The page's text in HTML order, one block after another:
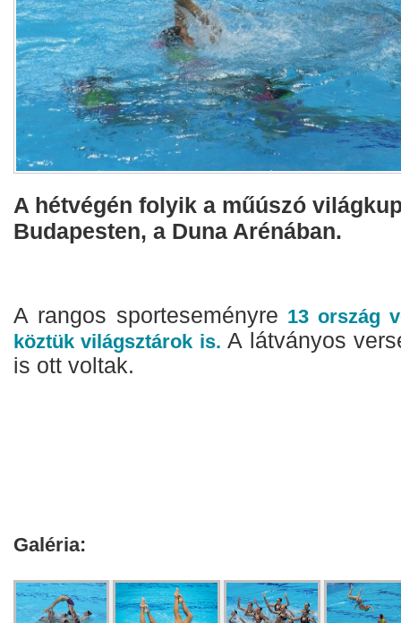
A hétvégén folyik a műúszó
Budapesten, a Duna Arénában.
A rangos sporteseményre 13 ország
köztük világsztárok is. A látványos
is ott voltak.
Galéria: